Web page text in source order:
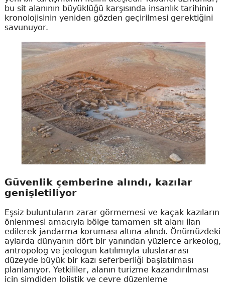
bu sit alanının büyüklüğü karşısında insanlık tarihinin
kronolojisinin yeniden gözden geçirilmesi gerektiğini
savunuyor.
Güvenlik çemberine alındı, kazılar
genişletiliyor
Eşsiz buluntuların zarar görmemesi ve kaçak kazıların
önlenmesi amacıyla bölge tamamen sit alanı ilan
edilerek jandarma koruması altına alındı. Önümüzdeki
aylarda dünyanın dört bir yanından yüzlerce arkeolog,
antropolog ve jeologun katılımıyla uluslararası
düzeyde büyük bir kazı seferberliği başlatılması
planlanıyor. Yetkililer, alanın turizme kazandırılması
için şimdiden lojistik ve çevre düzenleme